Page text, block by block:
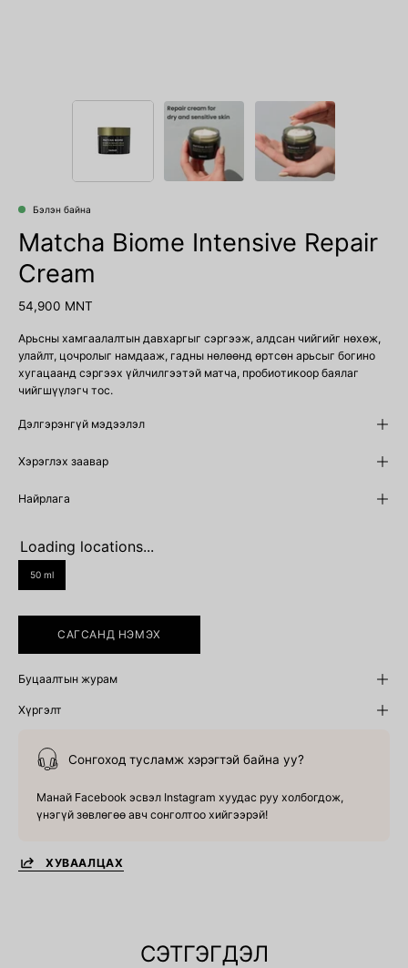
Бэлэн байна
Matcha Biome Intensive Repair
Cream
54,900 MNT
Арьсны хамгаалалтын давхаргыг сэргээж, алдсан чийгийг нөхөж,
улайлт, цочролыг намдааж, гадны нөлөөнд өртсөн арьсыг богино
хугацаанд сэргээх үйлчилгээтэй матча, пробиотикоор баялаг
чийгшүүлэгч тос.
Дэлгэрэнгүй мэдээлэл
Хэрэглэх заавар
Найрлага
Loading locations...
SIZE
50 ml
САГСАНД НЭМЭХ
Буцаалтын журам
Хүргэлт
Сонгоход тусламж хэрэгтэй байна уу?
Манай Facebook эсвэл Instagram хуудас руу холбогдож,
үнэгүй зөвлөгөө авч сонголтоо хийгээрэй!
ХУВААЛЦАХ
СЭТГЭГДЭЛ